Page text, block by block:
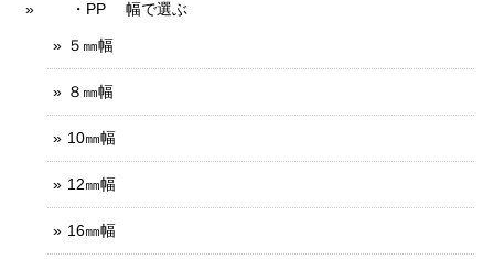
・PP 幅で選ぶ
５㎜幅
８㎜幅
10㎜幅
12㎜幅
16㎜幅